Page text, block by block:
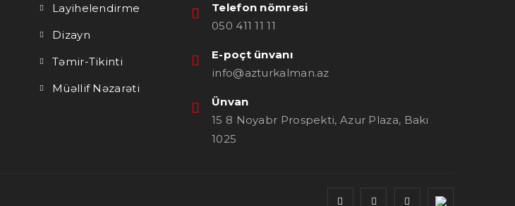
Layihelendirme
Dizayn
Təmir-Tikinti
Müəllif Nəzarəti
Telefon nömrəsi
050 411 11 11
E-poçt ünvanı
info@azturkalman.az
Ünvan
15 8 Noyabr Prospekti, Azur Plaza, Bakı
1025